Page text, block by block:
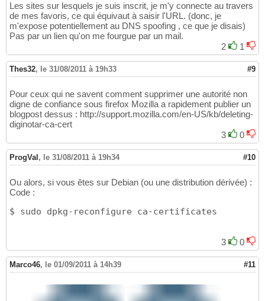
Les sites sur lesquels je suis inscrit, je m'y connecte au travers
de mes favoris, ce qui équivaut à saisir l'URL. (donc, je
m'expose potentiellement au DNS spoofing , ce que je disais)
Pas par un lien qu'on me fourgue par un mail.
2
1
Thes32, le 31/08/2011 à 19h33 #9
Pour ceux qui ne savent comment supprimer une autorité non
digne de confiance sous firefox Mozilla a rapidement publier un
blogpost dessus : http://support.mozilla.com/en-US/kb/deleting-
diginotar-ca-cert
3
0
ProgVal , le 31/08/2011 à 19h34 #10
Ou alors, si vous êtes sur Debian (ou une distribution dérivée) :
Code :
$ sudo dpkg-reconfigure ca-certificates
3 0
Marco46, le 01/09/2011 à 14h39 #11